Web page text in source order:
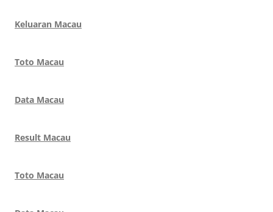
Keluaran Macau
Toto Macau
Data Macau
Result Macau
Toto Macau